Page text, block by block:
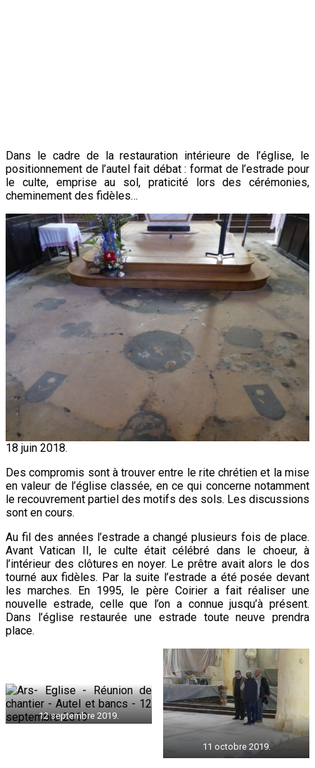
Dans le cadre de la restauration intérieure de l’église, le
positionnement de l’autel fait débat : format de l’estrade pour
le culte, emprise au sol, praticité lors des cérémonies,
cheminement des fidèles…
18 juin 2018.
Des compromis sont à trouver entre le rite chrétien et la mise
en valeur de l’église classée, en ce qui concerne notamment
le recouvrement partiel des motifs des sols. Les discussions
sont en cours.
Au fil des années l’estrade a changé plusieurs fois de place.
Avant Vatican II, le culte était célébré dans le choeur, à
l’intérieur des clôtures en noyer. Le prêtre avait alors le dos
tourné aux fidèles. Par la suite l’estrade a été posée devant
les marches. En 1995, le père Coirier a fait réaliser une
nouvelle estrade, celle que l’on a connue jusqu’à présent.
Dans l’église restaurée une estrade toute neuve prendra
place.
12 septembre 2019.
11 octobre 2019.